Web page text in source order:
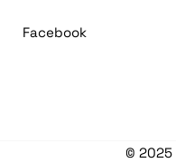
Facebook
© 2025